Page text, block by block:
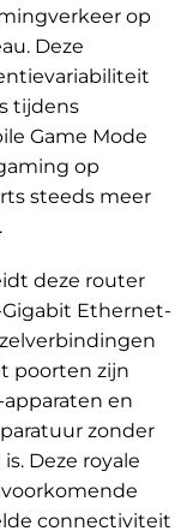
op
Deze
tijdens
Game Mode
op
steeds meer
deze router
Ethernet-
poorten zijn
en
zonder
Deze royale
connectiviteit